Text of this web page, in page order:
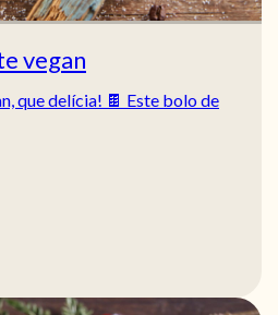
vegan
que delícia! 🍫 Este bolo de